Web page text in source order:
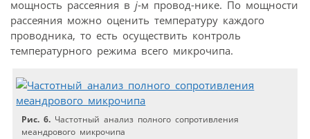
мощность рассеяния в j‑м провод-нике. По мощности
рассеяния можно оценить температуру каждого
проводника, то есть осуществить контроль
температурного режима всего микрочипа.
Рис. 6. Частотный анализ полного сопротивления
меандрового микрочипа